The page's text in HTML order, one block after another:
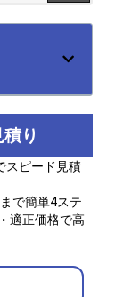
り
スピード見積
で簡単4ステ
適正価格で高